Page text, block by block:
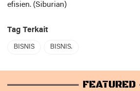
efisien. (Siburian)
Tag Terkait
BISNIS BISNIS.
FEATURED